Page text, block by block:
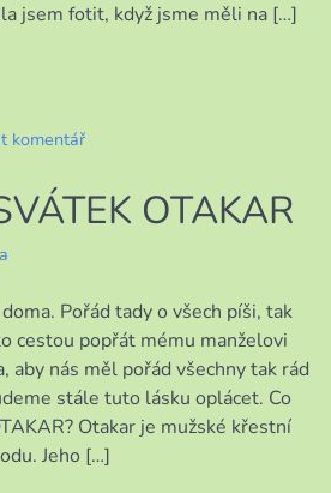
jsem fotit, když jsme měli na […]
komentář
OBĚD OTAKAR
Pořád tady o všech píši, tak
cestou popřát mému manželovi
aby nás měl pořád všechny tak rád
stále tuto lásku oplácet. Co
Otakar je mužské křestní
Jeho […]